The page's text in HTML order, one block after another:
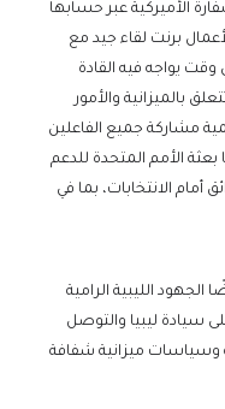
الأميركية عبر حسابها
برنت لقاء جيد مع
وقت يواجه فيه القادة
بالميزانية والأمور
مشاركة جميع الفاعلين
بعثة الأمم المتحدة للدعم
أمام الانتخابات، بما في
الجهود الليبية الرامية
سيادة ليبيا والتوصل
ميزانية شفافة